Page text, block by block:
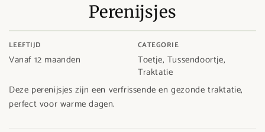
Perenijsjes
LEEFTIJD
Vanaf 12 maanden
CATEGORIE
Toetje, Tussendoortje,
Traktatie
Deze perenijsjes zijn een verfrissende en gezonde traktatie,
perfect voor warme dagen.